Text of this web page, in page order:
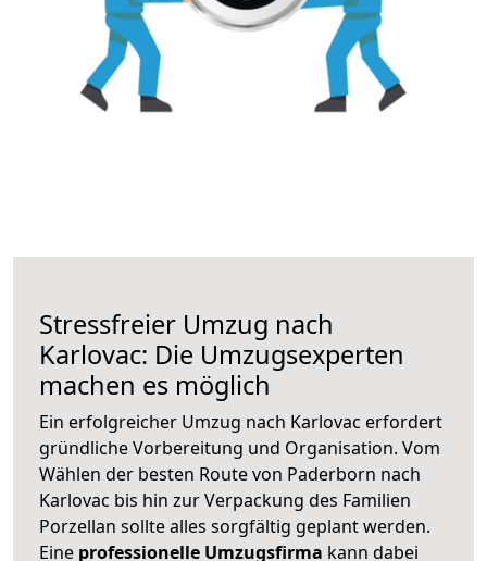
Stressfreier Umzug nach
Karlovac: Die Umzugsexperten
machen es möglich
Ein erfolgreicher Umzug nach Karlovac erfordert
gründliche Vorbereitung und Organisation. Vom
Wählen der besten Route von Paderborn nach
Karlovac bis hin zur Verpackung des Familien
Porzellan sollte alles sorgfältig geplant werden.
Eine professionelle Umzugsfirma kann dabei